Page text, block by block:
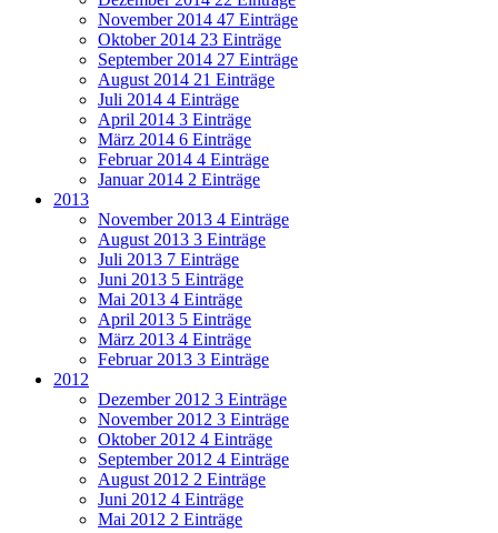
November 2014 47 Einträge
Oktober 2014 23 Einträge
September 2014 27 Einträge
August 2014 21 Einträge
Juli 2014 4 Einträge
April 2014 3 Einträge
März 2014 6 Einträge
Februar 2014 4 Einträge
Januar 2014 2 Einträge
2013
November 2013 4 Einträge
August 2013 3 Einträge
Juli 2013 7 Einträge
Juni 2013 5 Einträge
Mai 2013 4 Einträge
April 2013 5 Einträge
März 2013 4 Einträge
Februar 2013 3 Einträge
2012
Dezember 2012 3 Einträge
November 2012 3 Einträge
Oktober 2012 4 Einträge
September 2012 4 Einträge
August 2012 2 Einträge
Juni 2012 4 Einträge
Mai 2012 2 Einträge